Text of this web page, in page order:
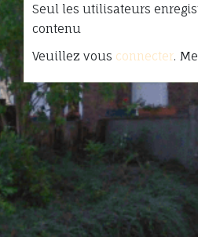
Seul les utilisateurs
contenu
Veuillez vous connecter.